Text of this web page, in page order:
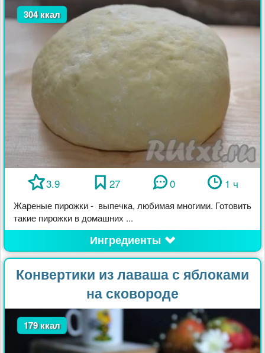
304 ккал
3.9 27 0 1 ч
Жареные пирожки - выпечка, любимая многими. Готовить
такие пирожки в домашних ...
Ингредиенты
Конвертики из лаваша с яблоками
на сковороде
179 ккал